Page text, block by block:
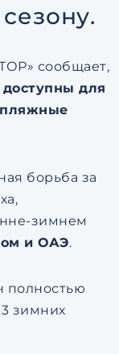
сообщает,
для
борьба за
зимнем
и ОАЭ.
полностью
зимних